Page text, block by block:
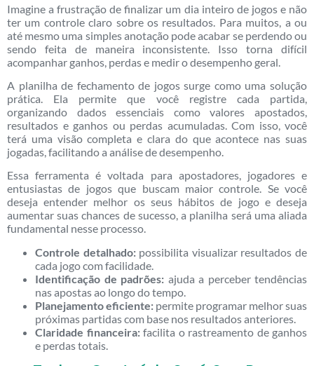
Imagine a frustração de finalizar um dia inteiro de jogos e não
ter um controle claro sobre os resultados. Para muitos, a ou
até mesmo uma simples anotação pode acabar se perdendo ou
sendo feita de maneira inconsistente. Isso torna difícil
acompanhar ganhos, perdas e medir o desempenho geral.
A planilha de fechamento de jogos surge como uma solução
prática. Ela permite que você registre cada partida,
organizando dados essenciais como valores apostados,
resultados e ganhos ou perdas acumuladas. Com isso, você
terá uma visão completa e clara do que acontece nas suas
jogadas, facilitando a análise de desempenho.
Essa ferramenta é voltada para apostadores, jogadores e
entusiastas de jogos que buscam maior controle. Se você
deseja entender melhor os seus hábitos de jogo e deseja
aumentar suas chances de sucesso, a planilha será uma aliada
fundamental nesse processo.
Controle detalhado:possibilita visualizar resultados de
cada jogo com facilidade.
Identificação de padrões: ajuda a perceber tendências
nas apostas ao longo do tempo.
Planejamento eficiente: permite programar melhor suas
próximas partidas com base nos resultados anteriores.
Claridade financeira:facilita o rastreamento de ganhos
e perdas totais.